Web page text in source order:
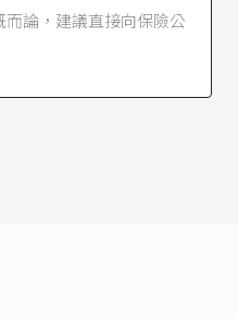
：既然保險法第16條還
定人員的生命、身體投
險金的可能嗎？其實在
發生時，依其承保之責
論，建議直接向保險公